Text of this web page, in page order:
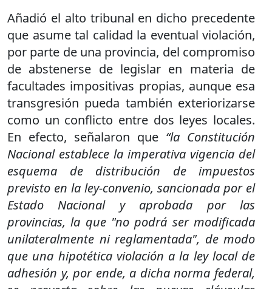
Añadió el alto tribunal en dicho precedente
que asume tal calidad la eventual violación,
por parte de una provincia, del compromiso
de abstenerse de legislar en materia de
facultades impositivas propias, aunque esa
transgresión pueda también exteriorizarse
como un conflicto entre dos leyes locales.
En efecto, señalaron que “la Constitución
Nacional establece la imperativa vigencia del
esquema de distribución de impuestos
previsto en la ley-convenio, sancionada por el
Estado Nacional y aprobada por las
provincias, la que "no podrá ser modificada
unilateralmente ni reglamentada", de modo
que una hipotética violación a la ley local de
adhesión y, por ende, a dicha norma federal,